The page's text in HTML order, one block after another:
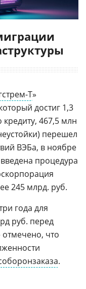
Т»
достиг 1,3
467,5 млн
перешел
ВЭБа, в ноябре
процедура
245 млрд. руб.
года для
руб. перед
что
.